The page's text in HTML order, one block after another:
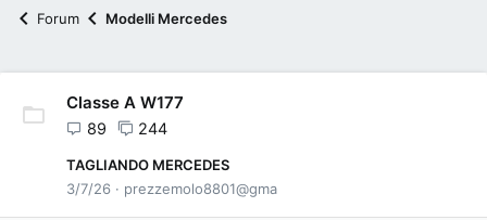
Forum Modelli Mercedes
Classe A W177
89 244
TAGLIANDO MERCEDES
3/7/26
prezzemolo8801@gma